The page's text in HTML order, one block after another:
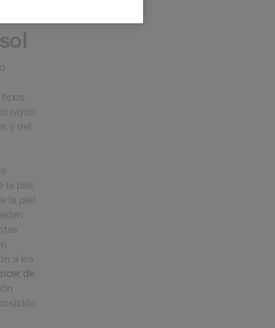
tipos
rayos
y del
la piel
la piel
a los
de